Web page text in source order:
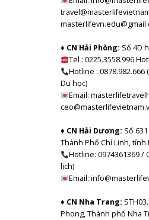
♦ CN Hải Phòng: Số 4D
Tel : 0225.3558.996
Hotline : 0878.982.666
Du học)
Email:
♦ CN Hải Dương: Số
Thành Phố Chí Linh, tỉnh
Hotline: 0974361369 /
lịch)
Email:
♦ CN Nha Trang:
Phong, Thành phố Nha